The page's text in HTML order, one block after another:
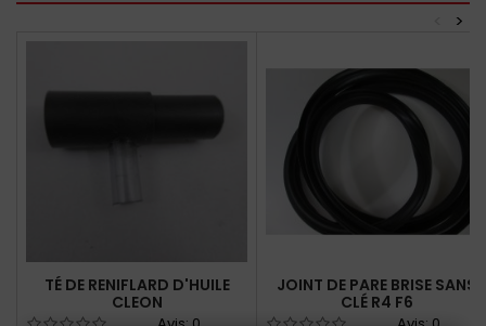
>
TÉ DE RENIFLARD D'HUILE
CLEON
JOINT DE PARE BRISE SANS
CLÉ R4 F6